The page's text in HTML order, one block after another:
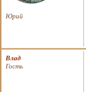
Юрий
Влад
Гость